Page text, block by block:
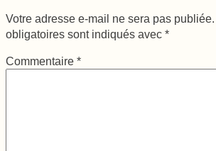
Votre adresse e-mail ne sera pas publiée.
obligatoires sont indiqués avec *
Commentaire *